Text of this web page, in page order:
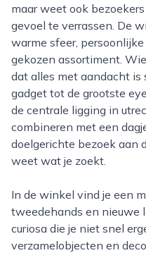
maar weet ook
gevoel te verrassen. De
warme sfeer,
gekozen assortiment.
dat alles met aandacht is
gadget tot de grootste
de centrale ligging in
combineren met een
doelgerichte bezoek aan
weet wat je zoekt.
In de winkel vind je een mix van elvis-merchandise,
tweedehands en nieuwe
curiosa die je niet snel
verzamelobjecten en